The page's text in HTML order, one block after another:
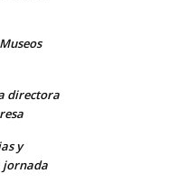
directora
y
jornada